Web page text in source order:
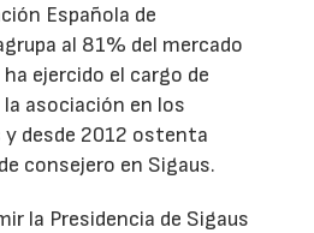
Española de
al 81% del mercado
ejercido el cargo de
asociación en los
desde 2012 ostenta
consejero en Sigaus.
la Presidencia de Sigaus